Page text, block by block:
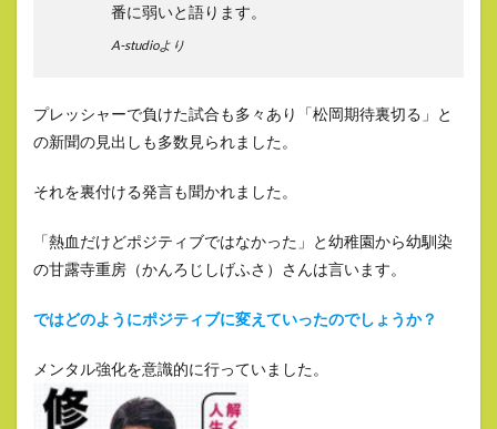
番に弱いと語ります。
A-studioより
プレッシャーで負けた試合も多々あり「松岡期待裏切る」と
の新聞の見出しも多数見られました。
それを裏付ける発言も聞かれました。
「熱血だけどポジティブではなかった」と幼稚園から幼馴染
の甘露寺重房（かんろじしげふさ）さんは言います。
ではどのようにポジティブに変えていったのでしょうか？
メンタル強化を意識的に行っていました。